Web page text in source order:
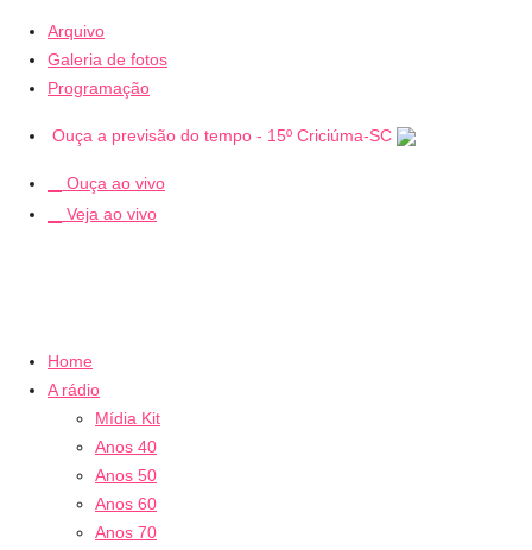
Arquivo
Galeria de fotos
Programação
Ouça a previsão do tempo - 15º Criciúma-SC
Ouça ao vivo
Veja ao vivo
Home
A rádio
Mídia Kit
Anos 40
Anos 50
Anos 60
Anos 70